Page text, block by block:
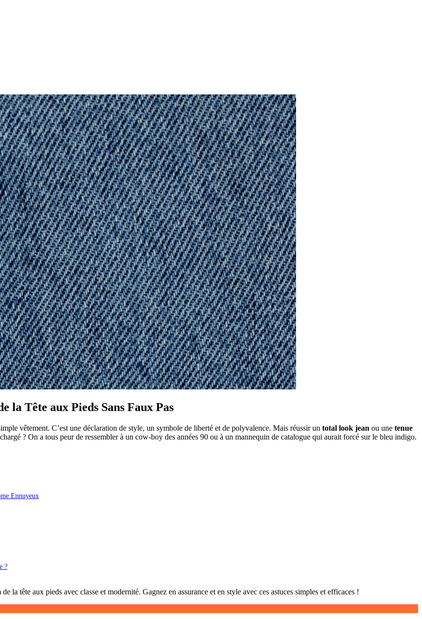
la Tête aux Pieds Sans Faux Pas
vêtement. C’est une déclaration de style, un symbole de liberté et de polyvalence. Mais réussir un total look jean ou une tenue
? On a tous peur de ressembler à un cow-boy des années 90 ou à un mannequin de catalogue qui aurait forcé sur le bleu indigo.
Ennuyeux
?
la tête aux pieds avec classe et modernité. Gagnez en assurance et en style avec ces astuces simples et efficaces !